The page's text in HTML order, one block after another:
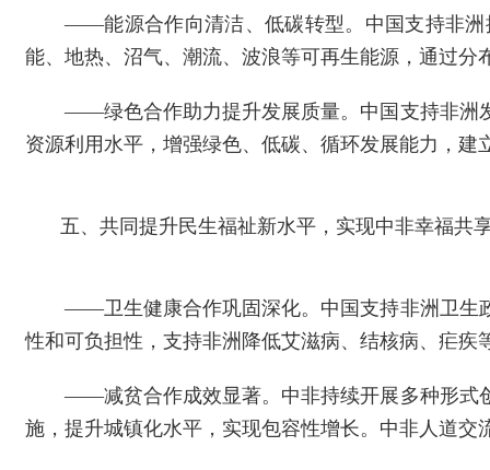
——能源合作向清洁、低碳转型。中国支持非洲
能、地热、沼气、潮流、波浪等可再生能源，通过
——绿色合作助力提升发展质量。中国支持非洲
资源利用水平，增强绿色、低碳、循环发展能力，建
五、共同提升民生福祉新水平，实现中非幸福共
——卫生健康合作巩固深化。中国支持非洲卫生
性和可负担性，支持非洲降低艾滋病、结核病、疟疾
——减贫合作成效显著。中非持续开展多种形式
施，提升城镇化水平，实现包容性增长。中非人道交